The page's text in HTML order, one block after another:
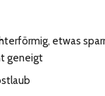
etwas
geneigt